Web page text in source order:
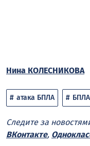
Нина КОЛЕСНИКОВА
атака БПЛА БПЛА
Следите за
ВКонтакте,